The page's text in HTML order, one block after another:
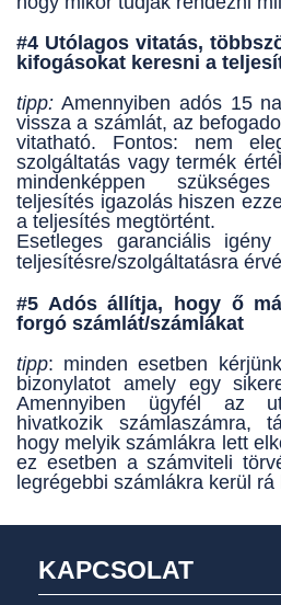
#4 Utólagos vitatás,
kifogásokat keresni a
tipp: Amennyiben adós 15
vissza a számlát, az
vitatható. Fontos: nem
szolgáltatás vagy termék
mindenképpen
teljesítés igazolás hiszen
a teljesítés megtörtént.
Esetleges garanciális
teljesítésre/szolgáltatásra
#5 Adós állítja, hogy ő
forgó számlát/számlákat
tipp: minden esetben
bizonylatot amely egy
Amennyiben ügyfél az
hivatkozik számlaszámra,
hogy melyik számlákra lett
ez esetben a számviteli
legrégebbi számlákra kerül
KAPCSOLAT